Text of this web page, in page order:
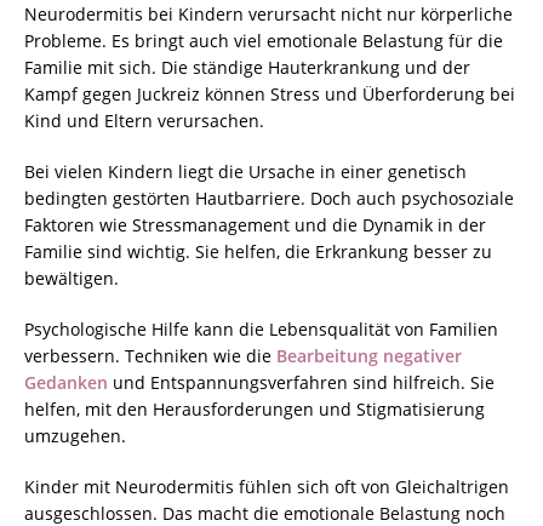
Neurodermitis bei Kindern verursacht nicht nur körperliche
Probleme. Es bringt auch viel emotionale Belastung für die
Familie mit sich. Die ständige Hauterkrankung und der
Kampf gegen Juckreiz können Stress und Überforderung bei
Kind und Eltern verursachen.
Bei vielen Kindern liegt die Ursache in einer genetisch
bedingten gestörten Hautbarriere. Doch auch psychosoziale
Faktoren wie Stressmanagement und die Dynamik in der
Familie sind wichtig. Sie helfen, die Erkrankung besser zu
bewältigen.
Psychologische Hilfe kann die Lebensqualität von Familien
verbessern. Techniken wie die Bearbeitung negativer
Gedanken und Entspannungsverfahren sind hilfreich. Sie
helfen, mit den Herausforderungen und Stigmatisierung
umzugehen.
Kinder mit Neurodermitis fühlen sich oft von Gleichaltrigen
ausgeschlossen. Das macht die emotionale Belastung noch